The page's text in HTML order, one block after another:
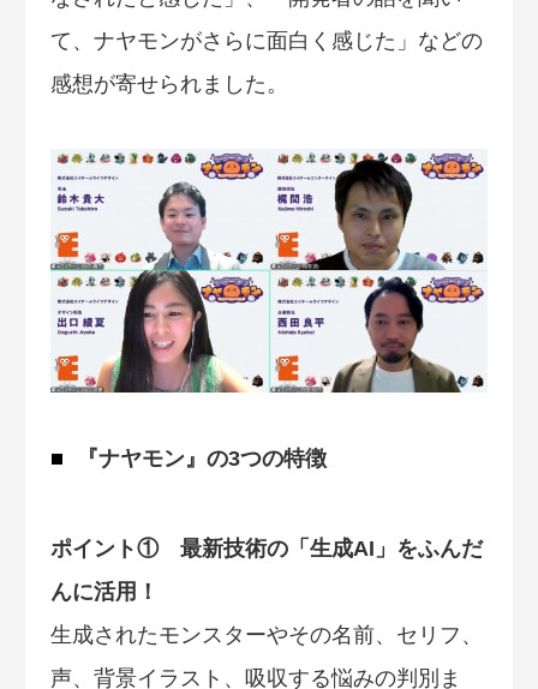
て、ナヤモンがさらに面白く感じた」などの
感想が寄せられました。
『ナヤモン』の3つの特徴
ポイント① 最新技術の「生成AI」をふんだ
んに活用！
生成されたモンスターやその名前、セリフ、
声、背景イラスト、吸収する悩みの判別ま